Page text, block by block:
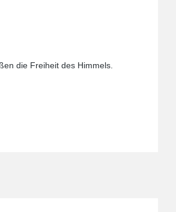
die Freiheit des Himmels.